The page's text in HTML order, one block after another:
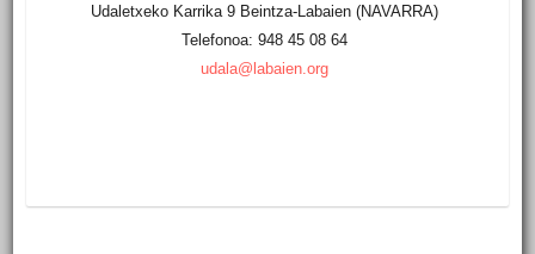
Udaletxeko Karrika 9 Beintza-Labaien (NAVARRA)
Telefonoa: 948 45 08 64
udala@labaien.org